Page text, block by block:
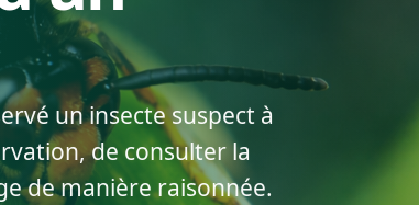
un insecte suspect à
de consulter la
de manière raisonnée.